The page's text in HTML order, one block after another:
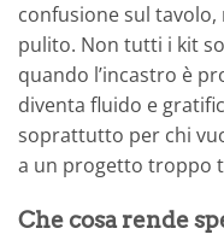
confusione sul
pulito. Non tutti i kit
quando l’incastro è
diventa fluido e
soprattutto per chi
a un progetto troppo
Che cosa rende